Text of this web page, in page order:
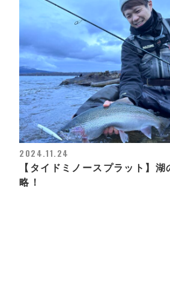
2024.11.24
【タイドミノースプラット】
略！